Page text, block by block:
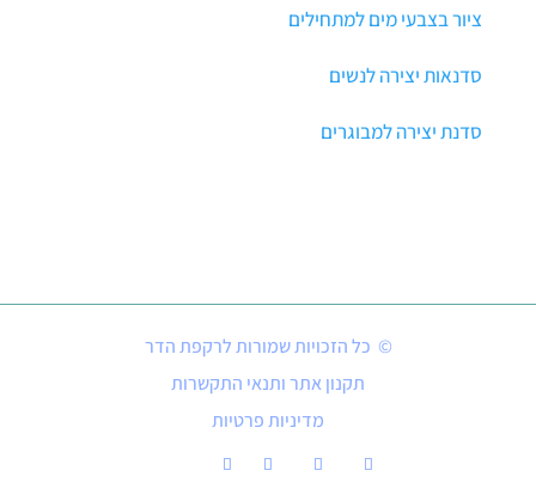
ציור בצבעי מים למתחילים
סדנאות יצירה לנשים
סדנת יצירה למבוגרים
© כל הזכויות שמורות לרקפת הדר
תקנון אתר ותנאי התקשרות
מדיניות פרטיות